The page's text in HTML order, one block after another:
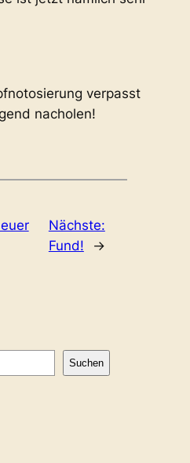
verpasst
nacholen!
Nächste:
Fund!
→
Suchen